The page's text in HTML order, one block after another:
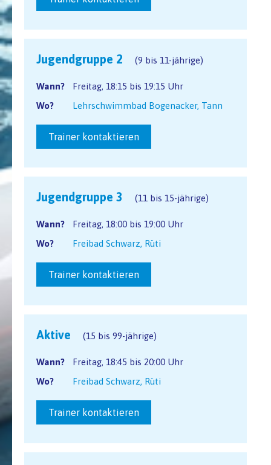
Jugendgruppe 2 (9 bis 11-jährige)
Wann?
Freitag, 18:15 bis 19:15 Uhr
Wo?
Lehrschwimmbad Bogenacker, Tann
Trainer kontaktieren
Jugendgruppe 3 (11 bis 15-jährige)
Wann?
Freitag, 18:00 bis 19:00 Uhr
Wo?
Freibad Schwarz, Rüti
Trainer kontaktieren
Aktive (15 bis 99-jährige)
Wann?
Freitag, 18:45 bis 20:00 Uhr
Wo?
Freibad Schwarz, Rüti
Trainer kontaktieren